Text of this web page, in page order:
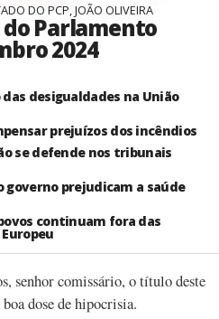
DO PCP, JOÃO OLIVEIRA
do Parlamento
2024
desigualdades na União
prejuízos dos incêndios
se defende nos tribunais
governo prejudicam a saúde
continuam fora das
senhor comissário, o título deste
dose de hipocrisia.